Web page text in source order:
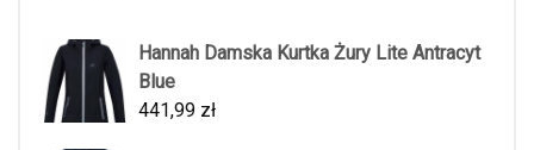
Hannah Damska Kurtka Żury Lite Antracyt
Blue
441,99 zł